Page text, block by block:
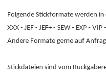
Folgende Stickformate werden in
XXX - JEF - JEF+ - SEW - EXP -
Andere Formate gerne auf
Stickdateien sind vom